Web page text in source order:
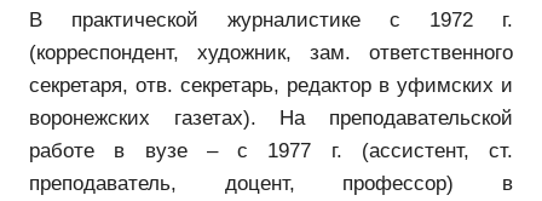
В практической журналистике с 1972 г.
(корреспондент, художник, зам. ответственного
секретаря, отв. секретарь, редактор в уфимских и
воронежских газетах). На преподавательской
работе в вузе – с 1977 г. (ассистент, ст.
преподаватель, доцент, профессор) в